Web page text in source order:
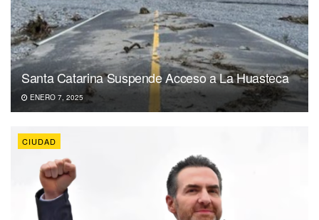
Santa Catarina Suspende Acceso a La Huasteca
ENERO 7, 2025
CIUDAD